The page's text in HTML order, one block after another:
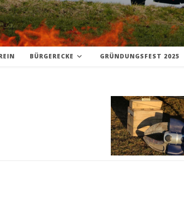
BÜRGERECKE GRÜNDUNGSFEST 2025